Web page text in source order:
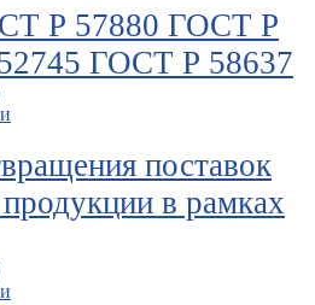
Р 57880 ГОСТ Р
ГОСТ Р 58637
поставок
в рамках